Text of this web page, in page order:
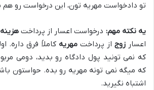
تو دادخواست مهریه تون، این درخواست رو هم
یه نکته مهم: درخواست اعسار از پرداخت
اعسارزوج از پرداختمهریه کاملاً فرق داره.
که نمی تونید پول دادگاه رو بدید، دومی
که میگه نمی تونه مهریه رو بده. حواستون
اشتباه نگیرید.